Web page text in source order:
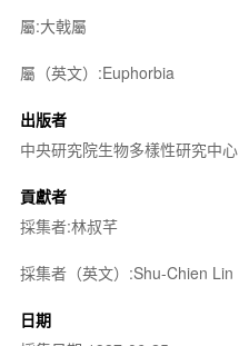
屬:大戟屬
屬（英文）:Euphorbia
出版者
中央研究院生物多樣性研究中心
貢獻者
採集者:林叔芊
採集者（英文）:Shu-Chien Lin
日期